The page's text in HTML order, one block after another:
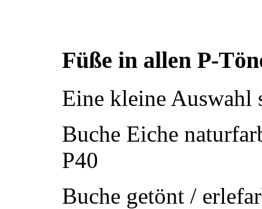
Füße in allen P-
Eine kleine Auswahl
Buche Eiche
P40
Buche getönt /